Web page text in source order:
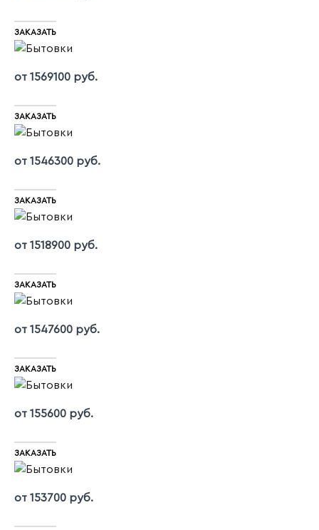
ЗАКАЗАТЬ
от 1569100 руб.
ЗАКАЗАТЬ
от 1546300 руб.
ЗАКАЗАТЬ
от 1518900 руб.
ЗАКАЗАТЬ
от 1547600 руб.
ЗАКАЗАТЬ
от 155600 руб.
ЗАКАЗАТЬ
от 153700 руб.